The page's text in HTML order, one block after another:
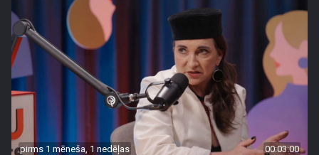
pirms 1 mēneša, 1 nedēļas 00:03:00